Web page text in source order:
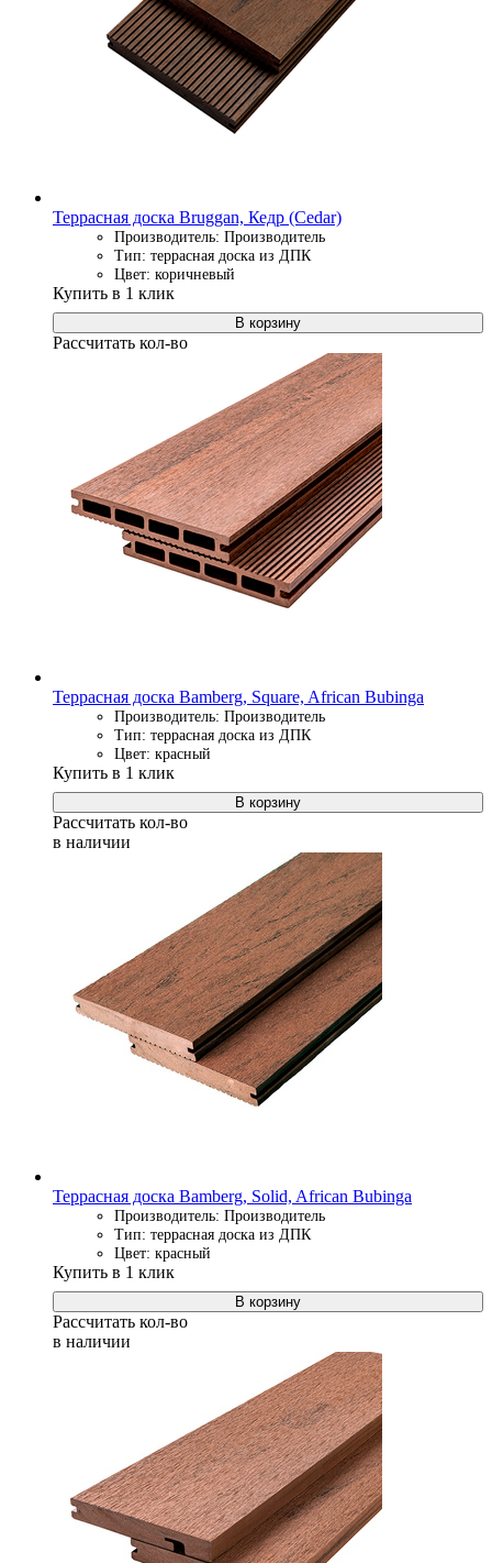
Террасная доска Bruggan, Кедр (Cedar)
Производитель: Производитель
Тип: террасная доска из ДПК
Цвет: коричневый
Купить в 1 клик
В корзину
Рассчитать кол-во
Террасная доска Bamberg, Square, African Bubinga
Производитель: Производитель
Тип: террасная доска из ДПК
Цвет: красный
Купить в 1 клик
В корзину
Рассчитать кол-во
в наличии
Террасная доска Bamberg, Solid, African Bubinga
Производитель: Производитель
Тип: террасная доска из ДПК
Цвет: красный
Купить в 1 клик
В корзину
Рассчитать кол-во
в наличии